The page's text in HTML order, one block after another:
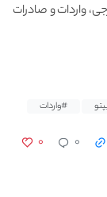
واردات و صادرات
#واردات
۰ ۰